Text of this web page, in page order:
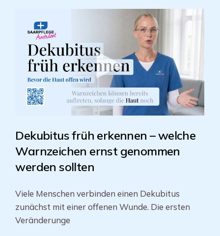
Dekubitus früh erkennen – welche
Warnzeichen ernst genommen
werden sollten
Viele Menschen verbinden einen Dekubitus
zunächst mit einer offenen Wunde. Die ersten
Veränderunge